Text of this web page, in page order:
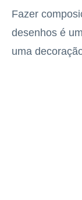
Fazer
desenhos é
uma